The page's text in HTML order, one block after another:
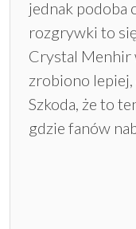
jednak podoba
rozgrywki to
Crystal Menhir
zrobiono lepiej,
Szkoda, że to
gdzie fanów